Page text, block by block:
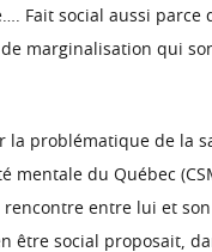
Fait social aussi parce
marginalisation qui
problématique de la
mentale du Québec
entre lui et
être social proposait,